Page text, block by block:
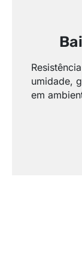
umidade,
em